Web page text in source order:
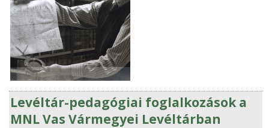
Levéltár-pedagógiai foglalkozások a
MNL Vas Vármegyei Levéltárban